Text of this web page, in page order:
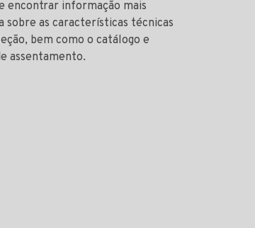
encontrar informação mais
sobre as características técnicas
bem como o catálogo e
assentamento.